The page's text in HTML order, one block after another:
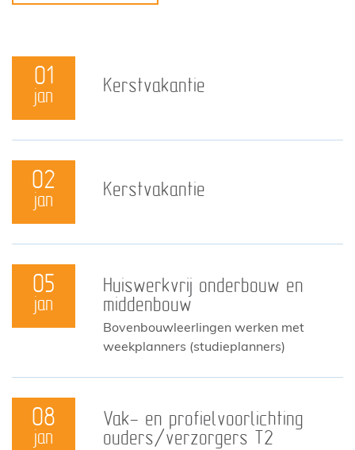
01
jan
Kerstvakantie
02
jan
Kerstvakantie
05
jan
Huiswerkvrij onderbouw en
middenbouw
Bovenbouwleerlingen werken met
weekplanners (studieplanners)
08
jan
Vak- en profielvoorlichting
ouders/verzorgers T2